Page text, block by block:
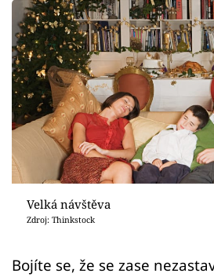
Zahrada
Design
Sledujte prima+
Přihlášení
Sledujte nás
Velká návštěva
Zdroj: Thinkstock
Bojíte se, že se zase